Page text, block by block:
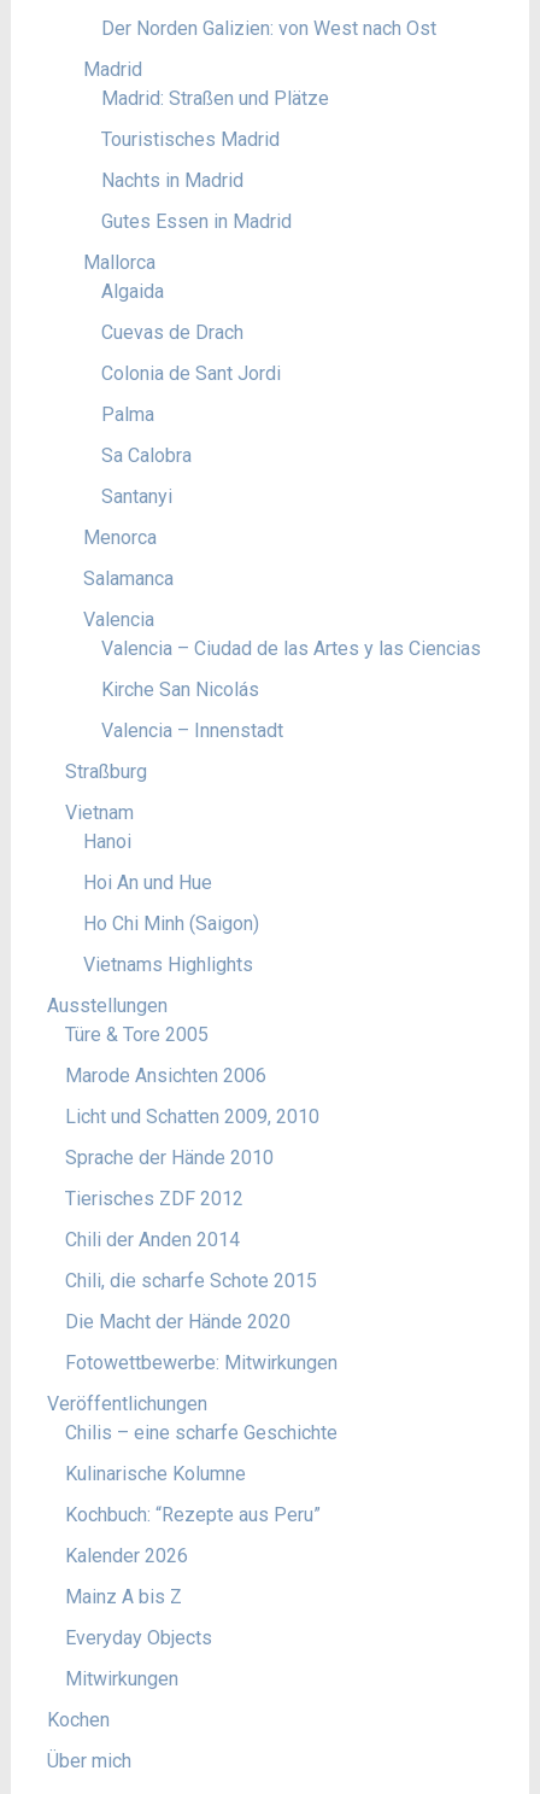
Der Norden Galizien: von West nach Ost
Madrid
Madrid: Straßen und Plätze
Touristisches Madrid
Nachts in Madrid
Gutes Essen in Madrid
Mallorca
Algaida
Cuevas de Drach
Colonia de Sant Jordi
Palma
Sa Calobra
Santanyi
Menorca
Salamanca
Valencia
Valencia – Ciudad de las Artes y las Ciencias
Kirche San Nicolás
Valencia – Innenstadt
Straßburg
Vietnam
Hanoi
Hoi An und Hue
Ho Chi Minh (Saigon)
Vietnams Highlights
Ausstellungen
Türe & Tore 2005
Marode Ansichten 2006
Licht und Schatten 2009, 2010
Sprache der Hände 2010
Tierisches ZDF 2012
Chili der Anden 2014
Chili, die scharfe Schote 2015
Die Macht der Hände 2020
Fotowettbewerbe: Mitwirkungen
Veröffentlichungen
Chilis – eine scharfe Geschichte
Kulinarische Kolumne
Kochbuch: “Rezepte aus Peru”
Kalender 2026
Mainz A bis Z
Everyday Objects
Mitwirkungen
Kochen
Über mich